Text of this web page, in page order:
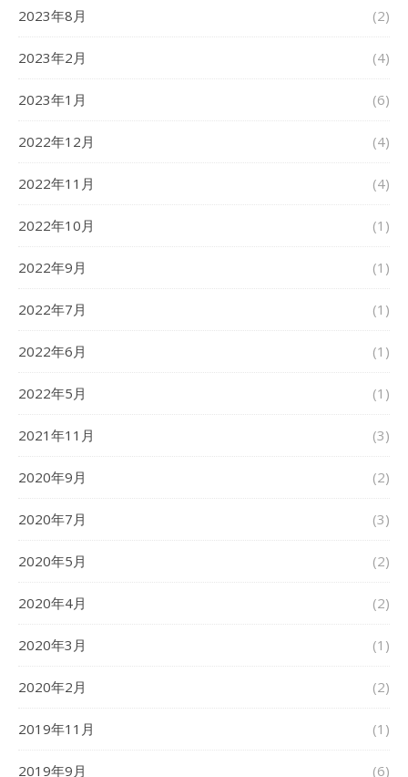
2023年8月 (2)
2023年2月 (4)
2023年1月 (6)
2022年12月 (4)
2022年11月 (4)
2022年10月 (1)
2022年9月 (1)
2022年7月 (1)
2022年6月 (1)
2022年5月 (1)
2021年11月 (3)
2020年9月 (2)
2020年7月 (3)
2020年5月 (2)
2020年4月 (2)
2020年3月 (1)
2020年2月 (2)
2019年11月 (1)
2019年9月 (6)